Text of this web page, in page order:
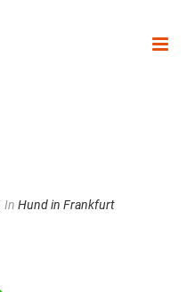
In Hund in Frankfurt